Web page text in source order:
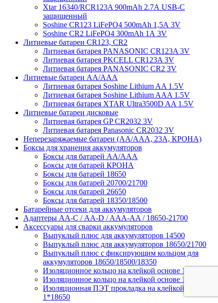
Xtar 16340/RCR123A 900mAh 2.7А USB-C
защищенный
Soshine CR123 LiFePO4 500mAh 1,5А 3V
Soshine CR2 LiFePO4 300mAh 1А 3V
Литиевые батареи CR123, CR2
Литиевая батарея PANASONIC CR123A 3V
Литиевая батарея PKCELL CR123A 3V
Литиевая батарея PANASONIC CR2 3V
Литиевые батареи АА/ААА
Литиевая батарея Soshine Lithium AA 1.5V
Литиевая батарея Soshine Lithium AAA 1.5V
Литиевая батарея XTAR Ultra3500D AA 1.5V
Литиевые батареи дисковые
Литиевая батарея GP CR2032 3V
Литиевая батарея Panasonic CR2032 3V
Неперезаряжаемые батареи (АА/ААА, 23A, КРОНА)
Боксы для хранения аккумуляторов
Боксы для батарей АА/ААА
Боксы для батарей КРОНА
Боксы для батарей 18650
Боксы для батарей 20700/21700
Боксы для батарей 26650
Боксы для батарей 18350/18500
Батарейные отсеки для аккумуляторов
Адаптеры АА-С / АА-D / AAA-AA / 18650-21700
Аксессуары для сварки аккумуляторов
Выпуклый плюс для аккумуляторов 14500
Выпуклый плюс для аккумуляторов 18650/21700
Выпуклый плюс с фиксирующим кольцом для
аккумуляторов 18650/18500/18350
Изоляционное кольцо на клейкой основе 1*18650
Изоляционное кольцо на клейкой основе 1*21700
Изоляционная ПЭТ прокладка на клейкой основе
1*18650